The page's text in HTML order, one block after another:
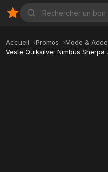
Accueil Promos
Mode &
Veste Quiksilver Nimbus Sherpa